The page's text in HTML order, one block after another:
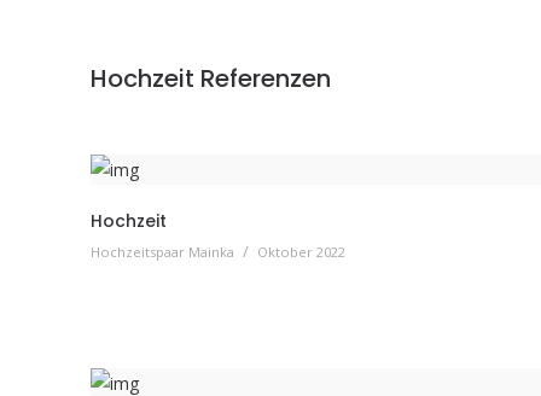
Hochzeit Referenzen
Hochzeit
Hochzeitspaar Mainka / Oktober 2022